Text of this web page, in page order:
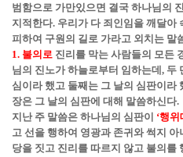
범함으로 가만있으면 결국 하나님의
지적한다. 우리가 다 죄인임을 깨달아
피하여 구원의 길로 가라고 외치는 말
1. 불의로 진리를 막는 사람들의 모든
님의 진노가 하늘로부터 임하는데, 두
심이라 했고 둘째는 그 날의 심판이라
장은 그 날의 심판에 대해 말씀하신다.
지난 주 말씀은 하나님의 심판이 ‘행위
고 선을 행하여 영광과 존귀와 썩지
당을 짓고 진리를 따르지 않고 불의를